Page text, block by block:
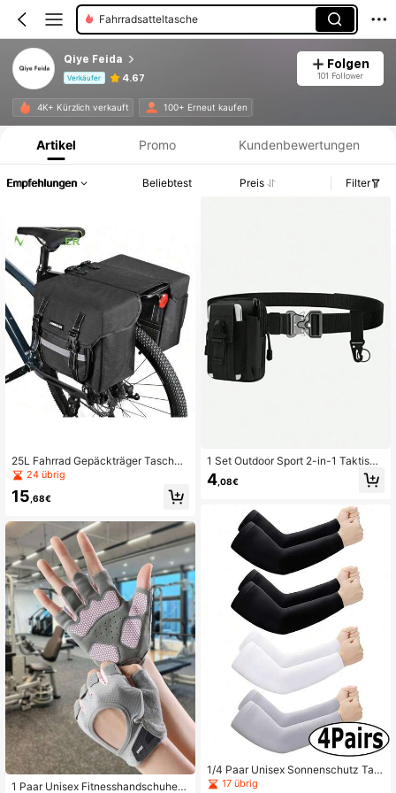
Fahrradschlösser
Qiye Feida
Verkäufer 4.67
Folgen
101 Follower
4K+ Kürzlich verkauft 100+ Erneut kaufen
Produktinformation: Preisangabe, Verkaufs- und Lagerbestandsdetails.
Artikel Promo Kundenbewertungen
Empfehlungen Beliebtest Preis Filter
25L Fahrrad Gepäckträger Tasche,
Großer Outdoor Gepäckträger Ruck
ckträger Packtasche
24 übrig
15 ,68€
1 Paar Unisex Fitnesshandschuhe,
1 Set Outdoor Sport 2-in-1 Taktisch
er Hüftgurt - Nylon, verstellbare Sc
hnalle, geeignet für Survival, taktisc
4 ,08€
1/4 Paar Unisex Sonnenschutz Tatt
oo Abdeckung Eisseidenärmel
17 übrig